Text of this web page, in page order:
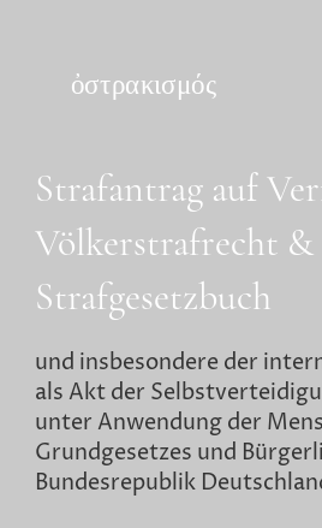
ὀστρακισμός
Strafantrag auf
Völkerstrafrecht &
Strafgesetzbuch
und insbesondere der
als Akt der
unter Anwendung der
Grundgesetzes und
Bundesrepublik